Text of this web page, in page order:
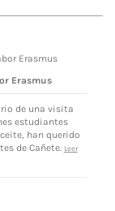
Erasmus
de una visita
estudiantes
han querido
de Cañete. Leer